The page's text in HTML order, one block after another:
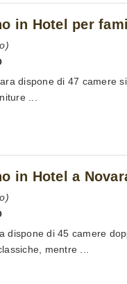
in Hotel per
dispone di 47 camere
...
in Hotel a
dispone di 45 camere
mentre ...